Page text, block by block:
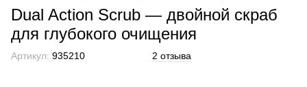
Dual Action Scrub — двойной скраб
для глубокого очищения
Артикул: 935210 2 отзыва